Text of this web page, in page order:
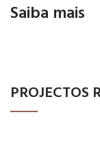
Saiba mais
PROJECTOS